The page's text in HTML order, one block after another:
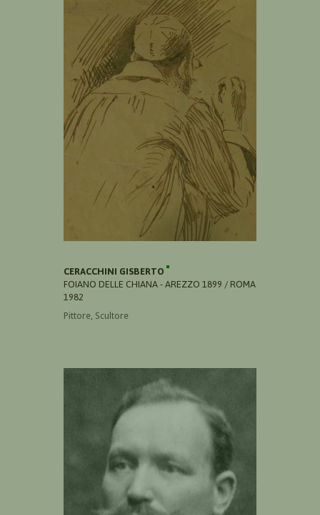
CERACCHINI GISBERTO
FOIANO DELLE CHIANA - AREZZO 1899 / ROMA
1982
Pittore, Scultore